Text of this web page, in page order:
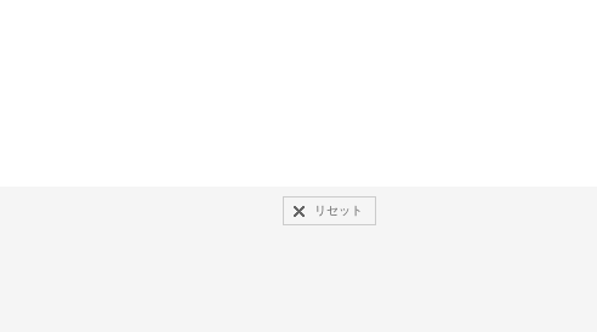
リセット